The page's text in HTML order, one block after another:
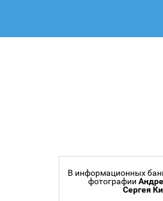
В информационных
фотографии
Сергея